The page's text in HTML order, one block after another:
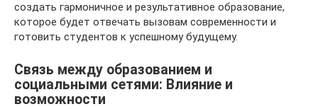
создать гармоничное и результативное образование,
которое будет отвечать вызовам современности и
готовить студентов к успешному будущему.
Связь между образованием и
социальными сетями: Влияние и
возможности